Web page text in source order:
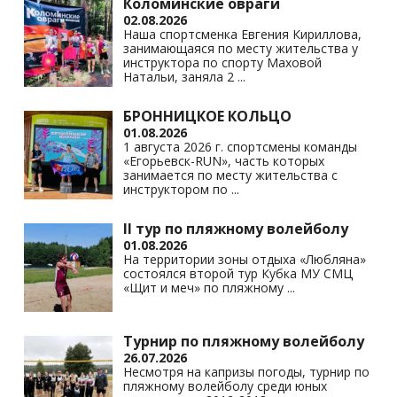
ni
ki
02.08.2026
Наша спортсменка Евгения Кириллова,
занимающаяся по месту жительства у
инструктора по спорту Маховой
Натальи, заняла 2 ...
БРОННИЦКОЕ КОЛЬЦО
01.08.2026
1 августа 2026 г. спортсмены команды
«Егорьевск-RUN», часть которых
занимается по месту жительства с
инструктором по ...
II тур по пляжному волейболу
01.08.2026
На территории зоны отдыха «Любляна»
состоялся второй тур Кубка МУ СМЦ
«Щит и меч» по пляжному ...
Турнир по пляжному волейболу
26.07.2026
Несмотря на капризы погоды, турнир по
пляжному волейболу среди юных